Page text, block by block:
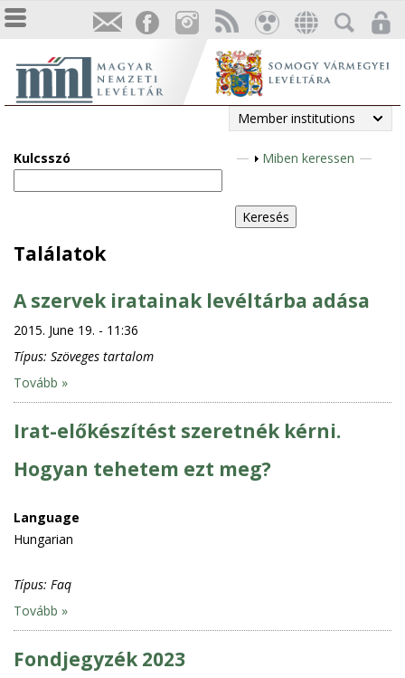
Member institutions
Kulcsszó
S
o
w
Miben keressen
Találatok
A szervek iratainak levéltárba adása
2015. June 19. - 11:36
Típus: Szöveges tartalom
Tovább »
Irat-előkészítést szeretnék kérni.
Hogyan tehetem ezt meg?
Language
Hungarian
Típus: Faq
Tovább »
Fondjegyzék 2023